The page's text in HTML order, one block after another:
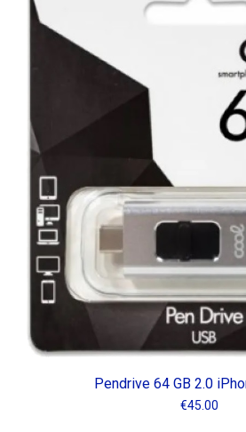
Pendrive 64 GB 2.0
€45.00